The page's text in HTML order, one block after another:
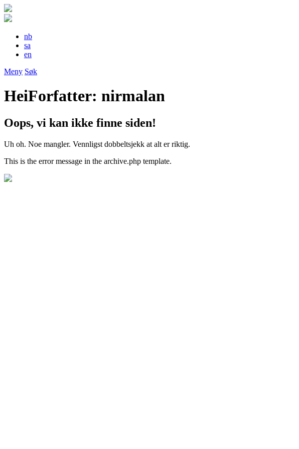
nb
sa
en
Meny Søk
HeiForfatter: nirmalan
Oops, vi kan ikke finne siden!
Uh oh. Noe mangler. Vennligst dobbeltsjekk at alt er riktig.
This is the error message in the archive.php template.